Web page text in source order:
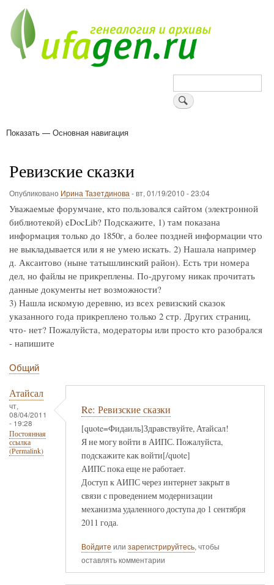
основному
содержанию
Поиск
Основная
Показать — Основная навигация
Ревизские сказки
Опубликовано Ирина Тазетдинова -вт, 01/19/2010 - 23:04
Уважаемые форумчане, кто пользовался сайтом (электронной
библиотекой) eDocLib? Подскажите, 1) там показана
информация только до 1850г, а более поздней информации что
не выкладывается или я не умею искать. 2) Нашала например
д. Аксаитово (ныне татышлинский район). Есть три номера
дел, но файлы не прикреплены. По-другому никак прочитать
данные документы нет возможности?
3) Нашла искомую деревню, из всех ревизский сказок
указанного года прикреплено только 2 стр. Других страниц,
что- нет? Пожалуйста, модераторы или просто кто разобрался
- напишите
Общий
Атайсал
чт,
08/04/2011
- 19:28
Постоянная
ссылка
(Permalink)
Re: Ревизские сказки
[quote=Фидаиль]Здравствуйте, Атайсал!
Я не могу войти в АИПС. Пожалуйста,
подскажите как войти[/quote]
АИПС пока еще не работает.
Доступ к АИПС через интернет закрыт в
связи с проведением модернизации
механизма удаленного доступа до 1 сентября
2011 года.
Войдите или зарегистрируйтесь, чтобы
оставлять комментарии